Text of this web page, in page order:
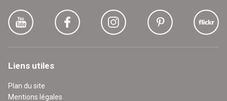
Liens utiles
Plan du site
Mentions légales